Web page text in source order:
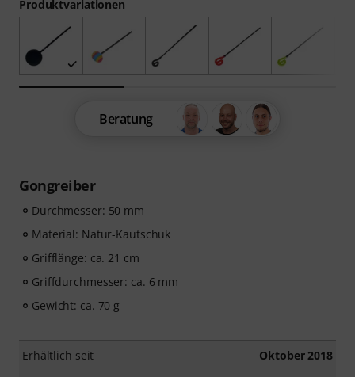
Gongreiber
Durchmesser: 50 mm
Material: Natur-Kautschuk
Grifflänge: ca. 21 cm
Griffdurchmesser: ca. 6 mm
Gewicht: ca. 70 g
Erhältlich seit Oktober 2018
Produktvariationen
Beratung